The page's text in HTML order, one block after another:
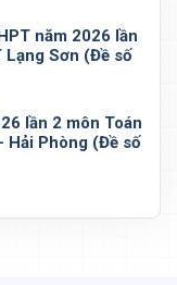
năm 2026 lần
Lạng Sơn (Đề số
lần 2 môn Toán
Hải Phòng (Đề số